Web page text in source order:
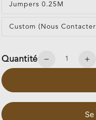
Jumpers 0.25M
Custom (Nous Contacter
Quantité
Réduire
de
Gamma
de